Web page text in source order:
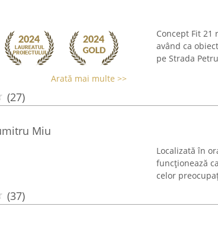
Arată mai multe >>
(27)
Concept Fit
având ca
pe Strada
Miu
(37)
Localizată în
funcționează
celor